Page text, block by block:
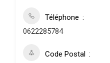
Téléphone
0622285784
Code Postal